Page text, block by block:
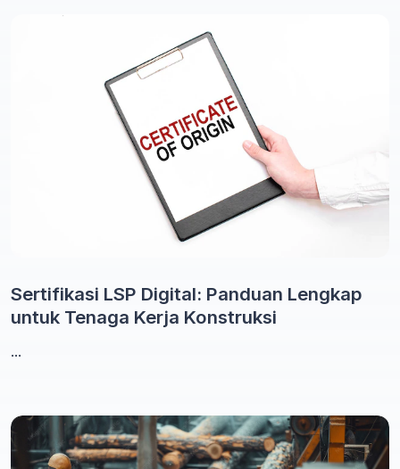
Sertifikasi LSP Digital: Panduan Lengkap
untuk Tenaga Kerja Konstruksi
...